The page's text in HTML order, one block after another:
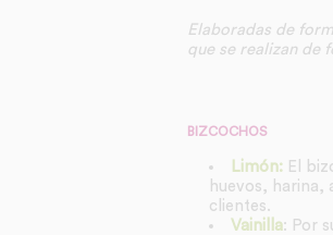
Elaboradas de
que se realizan de
BIZCOCHOS
Limón: El
huevos, harina,
clientes.
Vainilla: Por